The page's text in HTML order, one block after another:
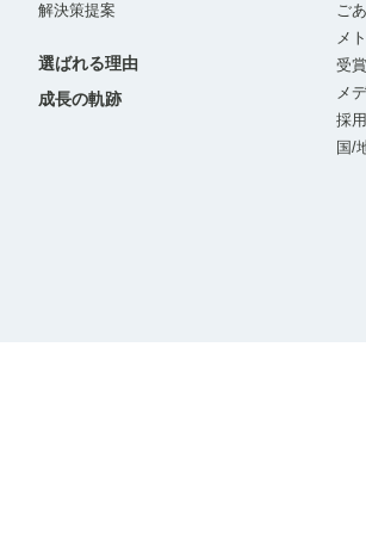
解決策提案
選ばれる理由
成長の軌跡
ご
メ
受
メ
採
国/